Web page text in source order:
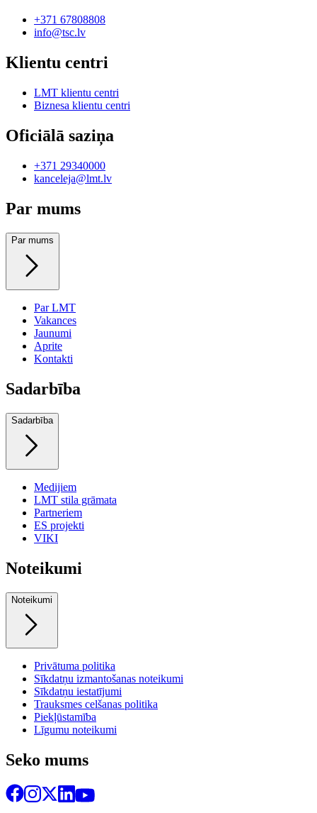
+371 67808808
info@tsc.lv
Klientu centri
LMT klientu centri
Biznesa klientu centri
Oficiālā saziņa
+371 29340000
kanceleja@lmt.lv
Par mums
Par mums
Par LMT
Vakances
Jaunumi
Aprite
Kontakti
Sadarbība
Sadarbība
Medijiem
LMT stila grāmata
Partneriem
ES projekti
VIKI
Noteikumi
Noteikumi
Privātuma politika
Sīkdatņu izmantošanas noteikumi
Sīkdatņu iestatījumi
Trauksmes celšanas politika
Piekļūstamība
Līgumu noteikumi
Seko mums